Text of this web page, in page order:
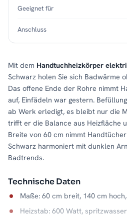
Mit dem Handtuchheizkörper
Schwarz holen Sie sich Badwärme
Das offene Ende der Rohre nimmt
auf, Einfädeln war gestern.
ab Werk erledigt, es bleibt nur die
trifft er die Balance aus Heizfläche
Breite von 60 cm nimmt
Schwarz harmoniert mit dunklen
Badtrends.
Technische Daten
Maße: 60 cm breit, 140 cm
Heizstab: 600 Watt,
Geeignet für
Anschluss